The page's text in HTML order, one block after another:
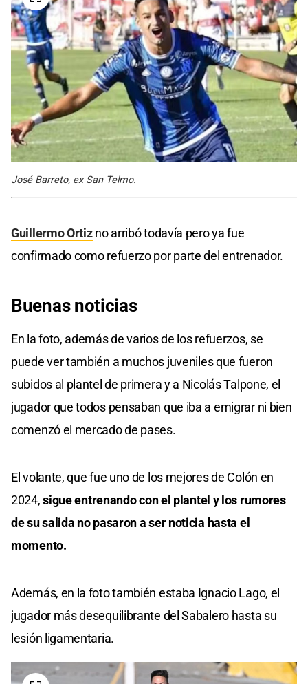
José Barreto, ex San Telmo.
Guillermo Ortizno arribó todavía pero ya fue
confirmado como refuerzo por parte del entrenador.
Buenas noticias
En la foto, además de varios de los refuerzos, se
puede ver también a muchos juveniles que fueron
subidos al plantel de primera y a Nicolás Talpone, el
jugador que todos pensaban que iba a emigrar ni bien
comenzó el mercado de pases.
El volante, que fue uno de los mejores de Colón en
2024,sigue entrenando con el plantel y los rumores
de su salida no pasaron a ser noticia hasta el
momento.
Además, en la foto también estaba Ignacio Lago, el
jugador más desequilibrante del Sabalero hasta su
lesión ligamentaria.